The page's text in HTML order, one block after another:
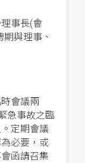
事長(會
期與理事、
會議兩
急事故之臨
定期會議
必要，或
函請召集